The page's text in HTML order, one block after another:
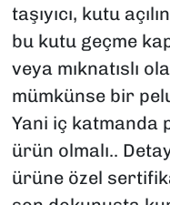
taşıyıcı, kutu
bu kutu geçme
veya mıknatıslı
mümkünse bir
Yani iç katmanda
ürün olmalı..
ürüne özel